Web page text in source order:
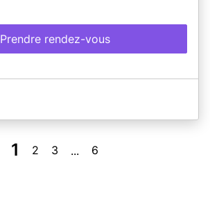
Prendre rendez-vous
1 2 3 ... 6